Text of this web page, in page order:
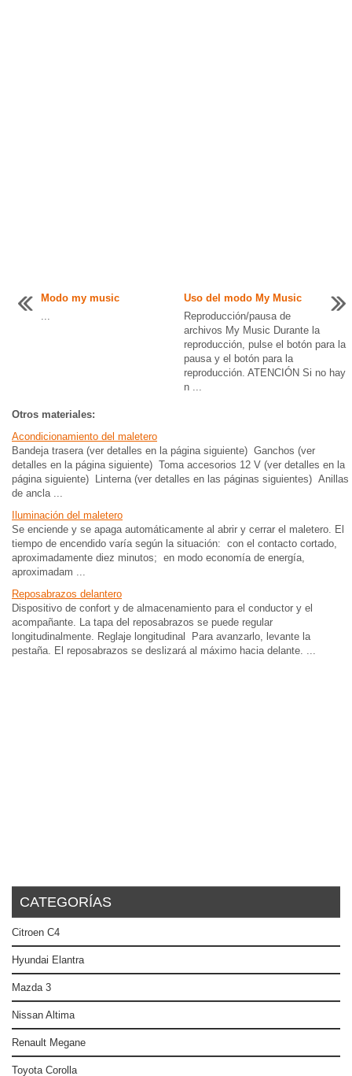
Modo my music
...
Uso del modo My Music
Reproducción/pausa de
archivos My Music Durante la
reproducción, pulse el botón para la
pausa y el botón para la
reproducción. ATENCIÓN Si no hay
n ...
Otros materiales:
Acondicionamiento del maletero
Bandeja trasera (ver detalles en la página siguiente) Ganchos (ver
detalles en la página siguiente) Toma accesorios 12 V (ver detalles en la
página siguiente) Linterna (ver detalles en las páginas siguientes) Anillas
de ancla ...
Iluminación del maletero
Se enciende y se apaga automáticamente al abrir y cerrar el maletero. El
tiempo de encendido varía según la situación: con el contacto cortado,
aproximadamente diez minutos; en modo economía de energía,
aproximadam ...
Reposabrazos delantero
Dispositivo de confort y de almacenamiento para el conductor y el
acompañante. La tapa del reposabrazos se puede regular
longitudinalmente. Reglaje longitudinal Para avanzarlo, levante la
pestaña. El reposabrazos se deslizará al máximo hacia delante. ...
CATEGORÍAS
Citroen C4
Hyundai Elantra
Mazda 3
Nissan Altima
Renault Megane
Toyota Corolla